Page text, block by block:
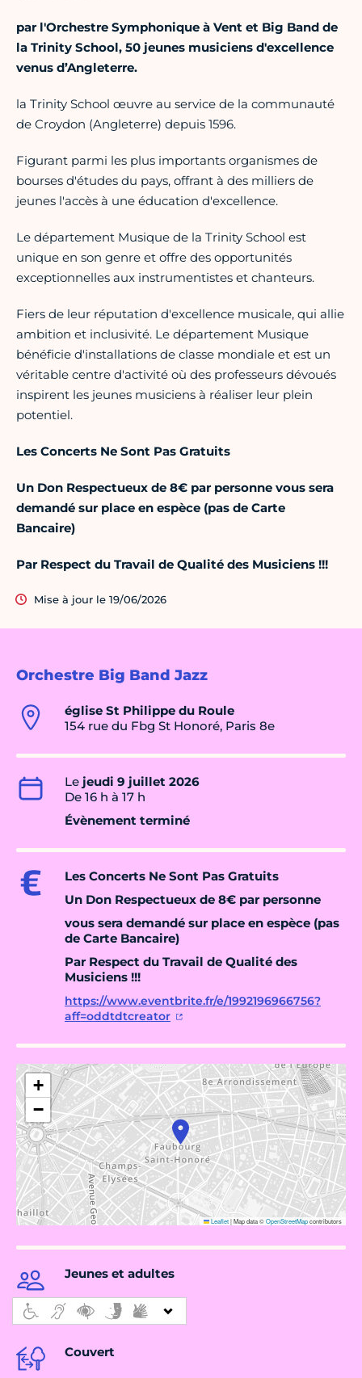
Orchestre Big Band Jazz
église St Philippe du Roule
154 rue du Fbg St Honoré, Paris 8e
Le jeudi 9 juillet 2026
De 16 h à 17 h
Évènement terminé
Les Concerts Ne Sont Pas Gratuits
Un Don Respectueux de 8€ par personne
vous sera demandé sur place en espèce (pas
de Carte Bancaire)
Par Respect du Travail de Qualité des
Musiciens !!!
https://www.eventbrite.fr/e/1992196966756?
aff=oddtdtcreator
+
−
Leaflet|Map data ©OpenStreetMapcontributors
Jeunes et adultes
Couvert
par l'Orchestre Symphonique à Vent et Big Band de
la Trinity School, 50 jeunes musiciens d'excellence
venus d’Angleterre.
la Trinity School œuvre au service de la communauté
de Croydon (Angleterre) depuis 1596.
Figurant parmi les plus importants organismes de
bourses d'études du pays, offrant à des milliers de
jeunes l'accès à une éducation d'excellence.
Le département Musique de la Trinity School est
unique en son genre et offre des opportunités
exceptionnelles aux instrumentistes et chanteurs.
Fiers de leur réputation d'excellence musicale, qui allie
ambition et inclusivité. Le département Musique
bénéficie d'installations de classe mondiale et est un
véritable centre d'activité où des professeurs dévoués
inspirent les jeunes musiciens à réaliser leur plein
potentiel.
Les Concerts Ne Sont Pas Gratuits
Un Don Respectueux de 8€ par personne vous sera
demandé sur place en espèce (pas de Carte
Bancaire)
Par Respect du Travail de Qualité des Musiciens !!!
Mise à jour le 19/06/2026